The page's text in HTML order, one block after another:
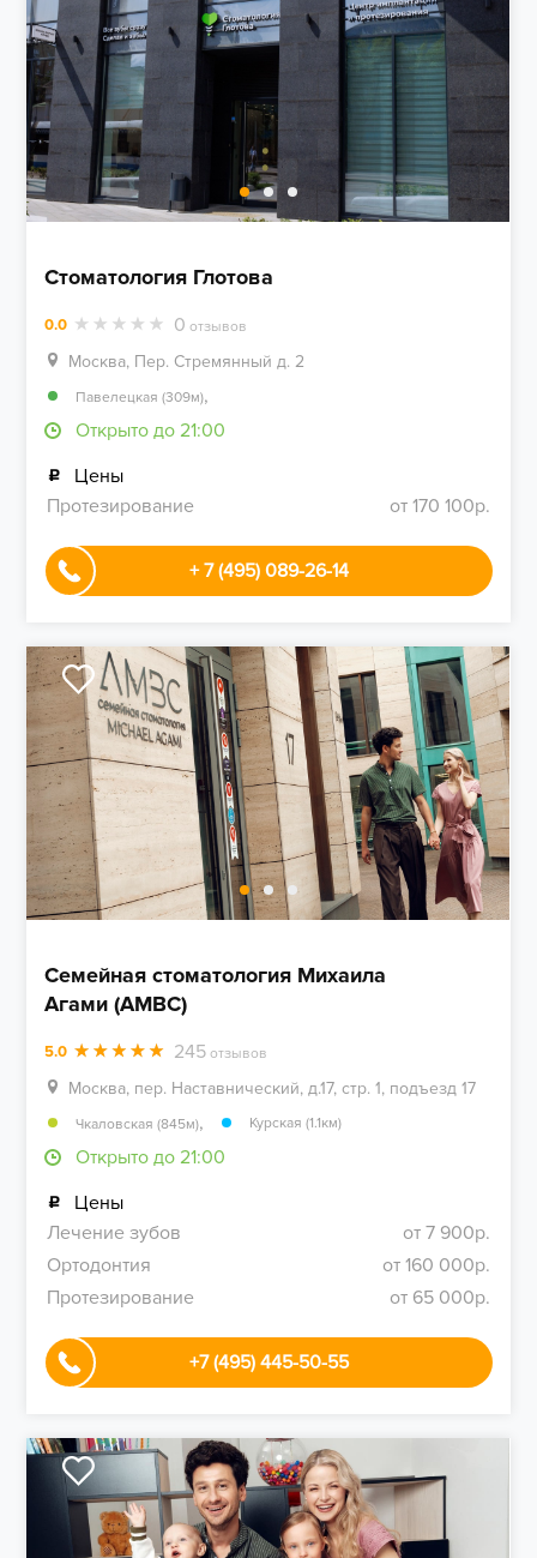
Стоматология Глотова
0.0 0 отзывов
Москва, Пер. Стремянный д. 2
Павелецкая (309м),
Открыто до 21:00
Цены
Протезирование
от 170 100р.
+ 7 (495) 089-26-14
Семейная стоматология Михаила
Агами (AMBC)
5.0 245 отзывов
Москва, пер. Наставнический, д.17, стр. 1, подъезд 17
Чкаловская (845м), Курская (1.1км)
Открыто до 21:00
Цены
Лечение зубов
от 7 900р.
Ортодонтия
от 160 000р.
Протезирование
от 65 000р.
+7 (495) 445-50-55